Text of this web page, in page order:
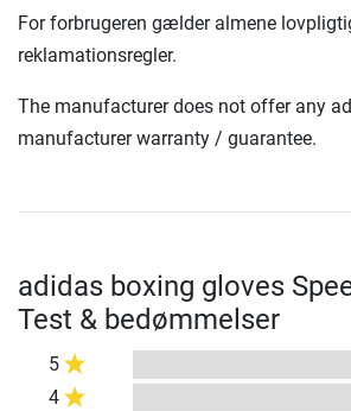
For forbrugeren gælder almene
reklamationsregler.
The manufacturer does not offer any
manufacturer warranty / guarantee.
adidas boxing gloves
Test & bedømmelser
5
4